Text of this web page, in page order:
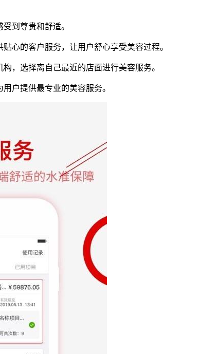
到尊贵和舒适。
心的客户服务，让用户舒心享受美容过程。
，选择离自己最近的店面进行美容服务。
户提供最专业的美容服务。